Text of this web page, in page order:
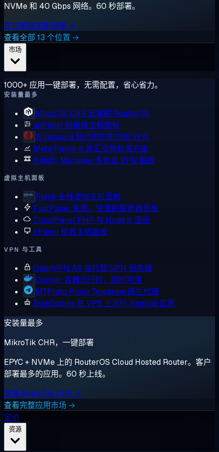
NVMe 和 40 Gbps 网络。60 秒部署。
在拉斯维加斯部署 →
查看全部 13 个位置 →
1000+ 应用一键部署，无需配置，省心省力。
安装量最多
MikroTik CHR 云端的 RouterOS
aaPanel轻量级主机面板
WireGuard 现代高性能内核 VPN
MetaTrader 4 外汇交易标准方案
Hiddify Manager 多协议 VPN 面板
虚拟主机面板
Plesk 全栈虚拟主机面板
FastPanel 免费、快速的服务器面板
CloudPanel PHP 与 Node.js 面板
cPanel经典主机面板
VPN 与工具
OpenVPN AS 自托管 VPN 服务器
Docker 容器运行时，随时可用
MTProto Proxy Telegram 原生代理
BlueStacks 在 VPS 上运行 Android 应用
安装量最多
MikroTik CHR，一键部署
EPYC + NVMe 上的 RouterOS Cloud Hosted Router。客户
部署最多的应用。60 秒上线。
部署 MikroTik CHR →
查看完整应用市场 →
定价